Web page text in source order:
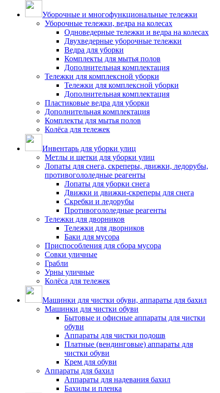
Уборочные и многофункциональные тележки
Уборочные тележки, ведра на колесах
Одноведерные тележки и ведра на колесах
Двухведерные уборочные тележки
Ведра для уборки
Комплекты для мытья полов
Дополнительная комплектация
Тележки для комплексной уборки
Тележки для комплексной уборки
Дополнительная комплектация
Пластиковые ведра для уборки
Дополнительная комплектация
Комплекты для мытья полов
Колёса для тележек
Инвентарь для уборки улиц
Метлы и щетки для уборки улиц
Лопаты для снега, скреперы, движки, ледорубы,
противогололедные реагенты
Лопаты для уборки снега
Движки и движки-скреперы для снега
Скребки и ледорубы
Противогололедные реагенты
Тележки для дворников
Тележки для дворников
Баки для мусора
Приспособления для сбора мусора
Совки уличные
Грабли
Урны уличные
Колёса для тележек
Машинки для чистки обуви, аппараты для бахил
Машинки для чистки обуви
Бытовые и офисные аппараты для чистки
обуви
Аппараты для чистки подошв
Платные (вендинговые) аппараты для
чистки обуви
Крем для обуви
Аппараты для бахил
Аппараты для надевания бахил
Бахилы и пленка